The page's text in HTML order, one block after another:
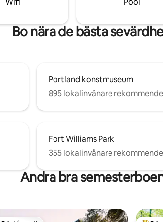
Wifi Pool
Bo nära de bästa
Portland konstmuseum
895 lokalinvånare
Fort Williams Park
355 lokalinvånare
Andra bra